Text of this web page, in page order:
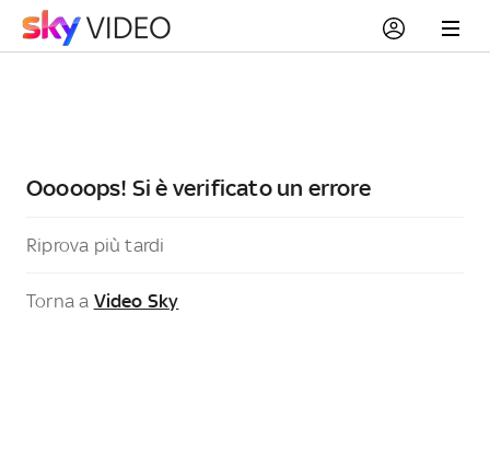
Ooooops! Si è verificato un errore
Riprova più tardi
Torna a Video Sky